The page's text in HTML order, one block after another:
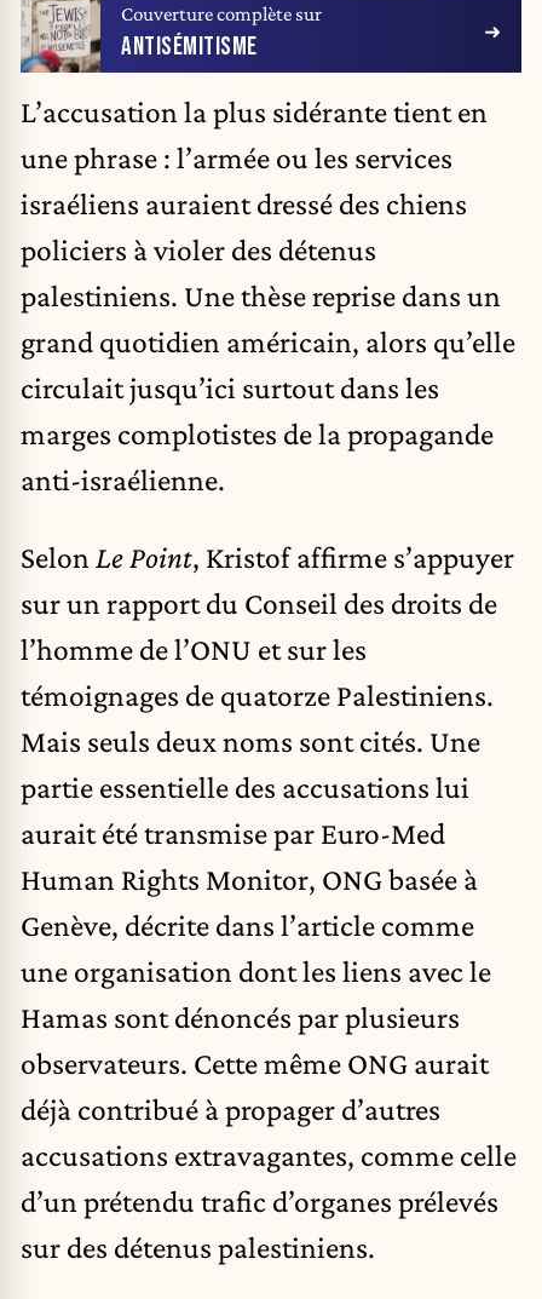
Couverture complète sur
ANTISÉMITISME
L’accusation la plus sidérante tient en
une phrase : l’armée ou les services
israéliens auraient dressé des chiens
policiers à violer des détenus
palestiniens. Une thèse reprise dans un
grand quotidien américain, alors qu’elle
circulait jusqu’ici surtout dans les
marges complotistes de la propagande
anti-israélienne.
Selon Le Point, Kristof affirme s’appuyer
sur un rapport du Conseil des droits de
l’homme de l’ONU et sur les
témoignages de quatorze Palestiniens.
Mais seuls deux noms sont cités. Une
partie essentielle des accusations lui
aurait été transmise par Euro-Med
Human Rights Monitor, ONG basée à
Genève, décrite dans l’article comme
une organisation dont les liens avec le
Hamas sont dénoncés par plusieurs
observateurs. Cette même ONG aurait
déjà contribué à propager d’autres
accusations extravagantes, comme celle
d’un prétendu trafic d’organes prélevés
sur des détenus palestiniens.